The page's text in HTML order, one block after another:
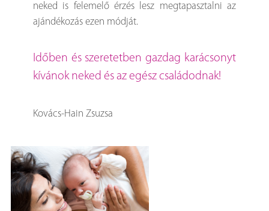
neked is felemelő érzés lesz megtapasztalni az
ajándékozás ezen módját.
Időben és szeretetben gazdag karácsonyt
kívánok neked és az egész családodnak!
Kovács-Hain Zsuzsa